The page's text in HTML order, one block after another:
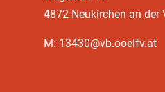
4872 Neukirchen an der
M: 13430@vb.ooelfv.at